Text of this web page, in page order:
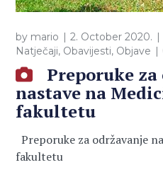
by mario
2. October 2020.
Natječaji, Obavijesti, Objave
Preporuke
nastave na
fakultetu
Preporuke za održavanje
fakultetu